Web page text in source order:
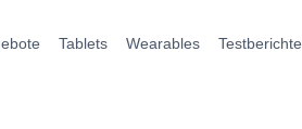
Tablets Wearables Testberichte